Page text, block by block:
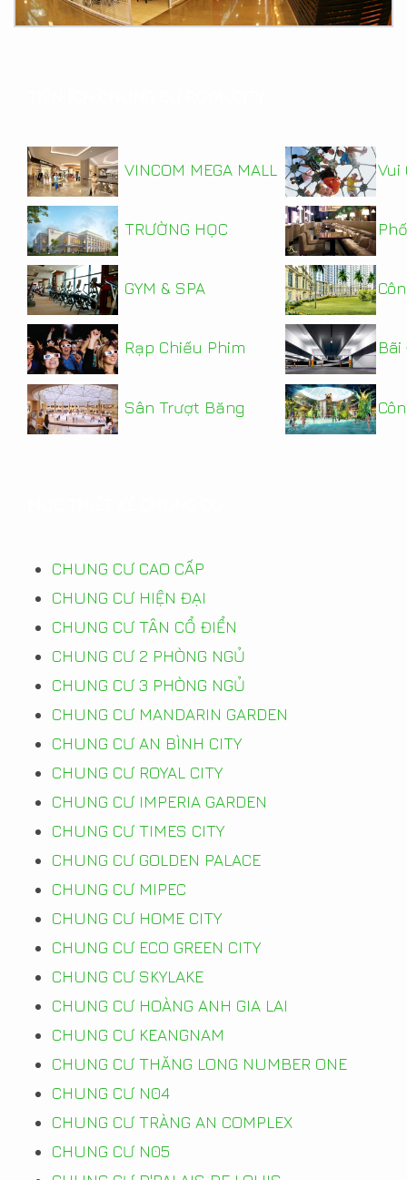
VINCOM MEGA MALL Vui
TRƯỜNG HỌC
GYM & SPA
Rạp Chiếu Phim Bãi
Sân Trượt Băng
CHUNG CƯ CAO CẤP
CHUNG CƯ HIỆN ĐẠI
CHUNG CƯ TÂN CỔ ĐIỂN
CHUNG CƯ 2 PHÒNG NGỦ
CHUNG CƯ 3 PHÒNG NGỦ
CHUNG CƯ MANDARIN GARDEN
CHUNG CƯ AN BÌNH CITY
CHUNG CƯ ROYAL CITY
CHUNG CƯ IMPERIA GARDEN
CHUNG CƯ TIMES CITY
CHUNG CƯ GOLDEN PALACE
CHUNG CƯ MIPEC
CHUNG CƯ HOME CITY
CHUNG CƯ ECO GREEN CITY
CHUNG CƯ SKYLAKE
CHUNG CƯ HOÀNG ANH GIA LAI
CHUNG CƯ KEANGNAM
CHUNG CƯ THĂNG LONG NUMBER ONE
CHUNG CƯ N04
CHUNG CƯ TRÀNG AN COMPLEX
CHUNG CƯ N05